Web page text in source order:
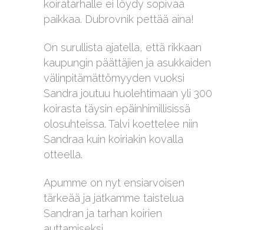
koiratarhalle ei löydy sopivaa
paikkaa. Dubrovnik pettää aina!
On surullista ajatella, että rikkaan
kaupungin päättäjien ja asukkaiden
välinpitämättömyyden vuoksi
Sandra joutuu huolehtimaan yli 300
koirasta täysin epäinhimillisissä
olosuhteissa. Talvi koettelee niin
Sandraa kuin koiriakin kovalla
otteella.
Apumme on nyt ensiarvoisen
tärkeää ja jatkamme taistelua
Sandran ja tarhan koirien